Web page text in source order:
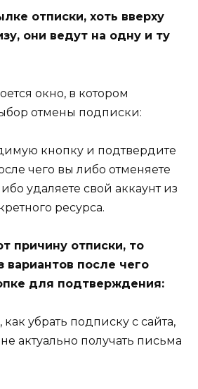
отписки, хоть вверху
они ведут на одну и ту
окно, в котором
отмены подписки:
кнопку и подтвердите
чего вы либо отменяете
удаляете свой аккаунт из
ресурса.
причину отписки, то
вариантов после чего
для подтверждения:
как убрать подписку с сайта,
актуально получать письма